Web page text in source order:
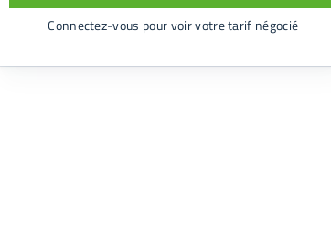
Connectez-vous pour voir votre tarif négocié